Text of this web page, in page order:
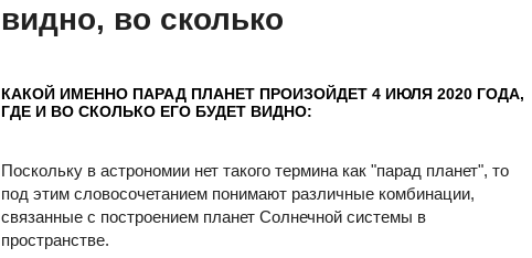
видно, во сколько
КАКОЙ ИМЕННО ПАРАД ПЛАНЕТ ПРОИЗОЙДЕТ 4 ИЮЛЯ 2020 ГОДА,
ГДЕ И ВО СКОЛЬКО ЕГО БУДЕТ ВИДНО:
Поскольку в астрономии нет такого термина как "парад планет", то
под этим словосочетанием понимают различные комбинации,
связанные с построением планет Солнечной системы в
пространстве.